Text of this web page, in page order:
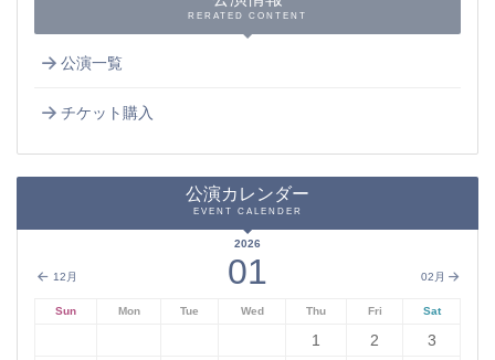
RERATED CONTENT
公演一覧
チケット購入
公演カレンダー
EVENT CALENDER
12月 02月
2026
01
Sun Mon Tue Wed Thu Fri Sat
1 2
3